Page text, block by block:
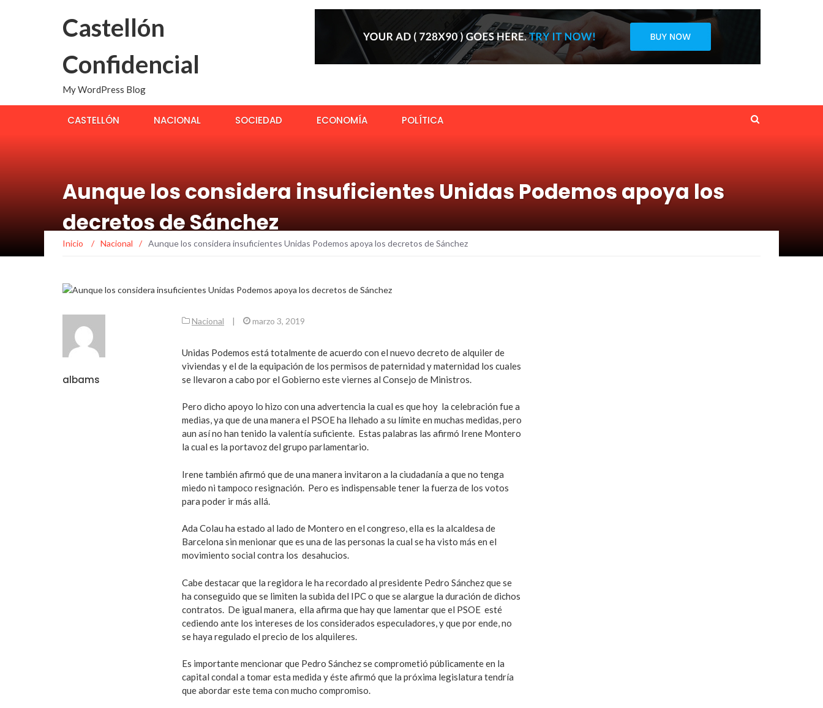
Castellón
Confidencial
My WordPress Blog
CASTELLÓN NACIONAL SOCIEDAD ECONOMÍA POLÍTICA
Aunque los considera insuficientes Unidas Podemos apoya los
decretos de Sánchez
Inicio / Nacional / Aunque los considera insuficientes Unidas Podemos apoya los decretos de Sánchez
albams
Nacional | marzo 3, 2019
Unidas Podemos está totalmente de acuerdo con el nuevo decreto de alquiler de
viviendas y el de la equipación de los permisos de paternidad y maternidad los cuales
se llevaron a cabo por el Gobierno este viernes al Consejo de Ministros.
Pero dicho apoyo lo hizo con una advertencia la cual es que hoy la celebración fue a
medias, ya que de una manera el PSOE ha llehado a su límite en muchas medidas, pero
aun así no han tenido la valentía suficiente. Estas palabras las afirmó Irene Montero
la cual es la portavoz del grupo parlamentario.
Irene también afirmó que de una manera invitaron a la ciudadanía a que no tenga
miedo ni tampoco resignación. Pero es indispensable tener la fuerza de los votos
para poder ir más allá.
Ada Colau ha estado al lado de Montero en el congreso, ella es la alcaldesa de
Barcelona sin menionar que es una de las personas la cual se ha visto más en el
movimiento social contra los desahucios.
Cabe destacar que la regidora le ha recordado al presidente Pedro Sánchez que se
ha conseguido que se limiten la subida del IPC o que se alargue la duración de dichos
contratos. De igual manera, ella afirma que hay que lamentar que el PSOE esté
cediendo ante los intereses de los considerados especuladores, y que por ende, no
se haya regulado el precio de los alquileres.
Es importante mencionar que Pedro Sánchez se comprometió públicamente en la
capital condal a tomar esta medida y éste afirmó que la próxima legislatura tendría
que abordar este tema con mucho compromiso.